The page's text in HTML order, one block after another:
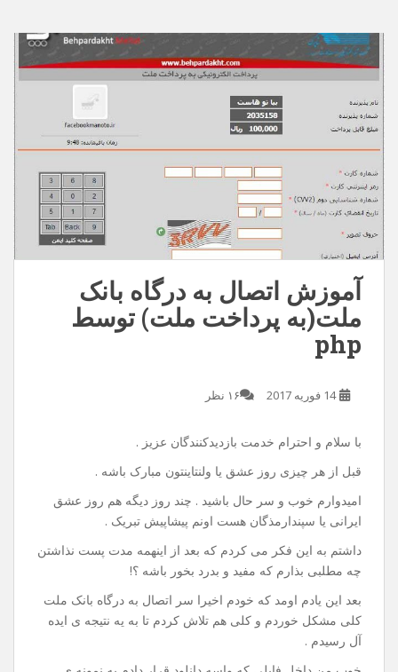
ملت(به پرداخت ملت) توسط
php
14 فوریه 2017 ۱۶ نظر
با سلام و احترام خدمت بازدیدکنندگان عزیز .
قبل از هر چیزی روز عشق یا ولنتاینتون مبارک باشه .
امیدوارم خوب و سر حال باشید . چند روز دیگه هم روز عشق
ایرانی یا سپندارمذگان هست اونم پیشاپیش تبریک .